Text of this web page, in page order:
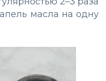
масла на одну